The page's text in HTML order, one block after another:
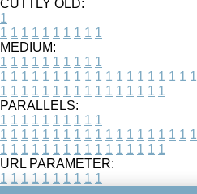
CUTTLY OLD:
1
1 1 1 1 1 1 1 1 1 1
MEDIUM:
1 1 1 1 1 1 1 1 1 1
1 1 1 1 1 1 1 1 1 1 1 1 1 1 1 1 1 1 1
1 1 1 1 1 1 1 1 1 1 1 1 1 1 1 1
PARALLELS:
1 1 1 1 1 1 1 1 1 1
1 1 1 1 1 1 1 1 1 1 1 1 1 1 1 1 1 1 1
1 1 1 1 1 1 1 1 1 1 1 1 1 1 1 1
URL PARAMETER:
1 1 1 1 1 1 1 1 1 1